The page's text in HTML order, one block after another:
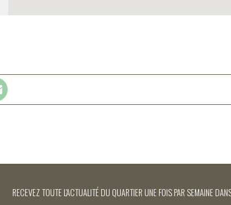
RECEVEZ TOUTE L'ACTUALITÉ DU QUARTIER UNE FOIS PAR SEMAINE